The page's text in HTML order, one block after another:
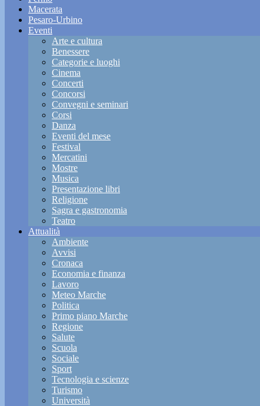
Macerata
Pesaro-Urbino
Eventi
Arte e cultura
Benessere
Categorie e luoghi
Cinema
Concerti
Concorsi
Convegni e seminari
Corsi
Danza
Eventi del mese
Festival
Mercatini
Mostre
Musica
Presentazione libri
Religione
Sagra e gastronomia
Teatro
Attualità
Ambiente
Avvisi
Cronaca
Economia e finanza
Lavoro
Meteo Marche
Politica
Primo piano Marche
Regione
Salute
Scuola
Sociale
Sport
Tecnologia e scienze
Turismo
Università